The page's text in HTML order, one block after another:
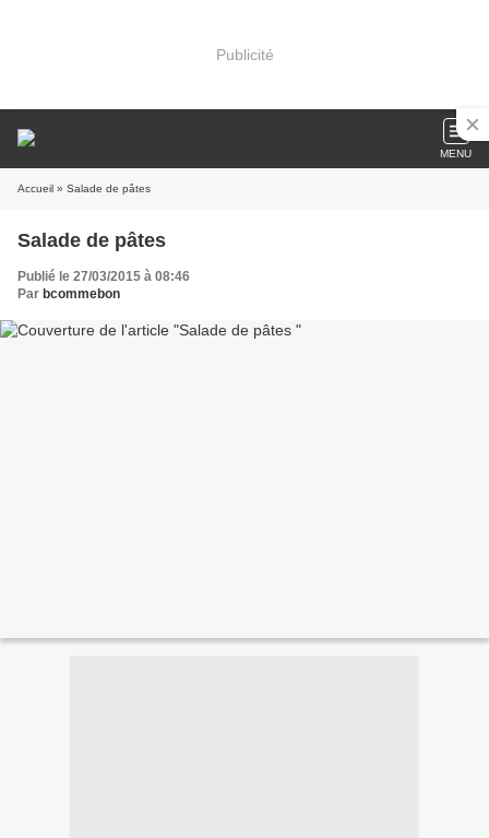
Publicité
MENU
Accueil » Salade de pâtes
Salade de pâtes
Publié le 27/03/2015 à 08:46
Par bcommebon